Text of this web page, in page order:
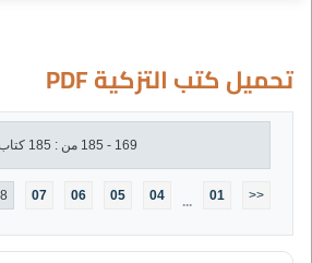
تحميل كتب التزكية PDF
169 - 185 من : 185 كتاب
<<
01
...
07 06 05 04